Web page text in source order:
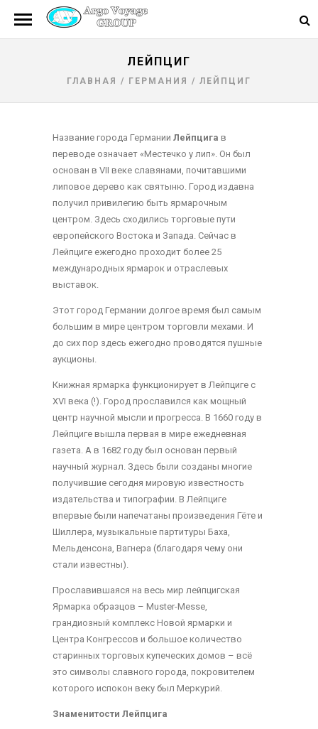
ЛЕЙПЦИГ
ГЛАВНАЯ / ГЕРМАНИЯ / ЛЕЙПЦИГ
Название города Германии Лейпцига в
переводе означает «Местечко у лип». Он был
основан в VII веке славянами, почитавшими
липовое дерево как святыню. Город издавна
получил привилегию быть ярмарочным
центром. Здесь сходились торговые пути
европейского Востока и Запада. Сейчас в
Лейпциге ежегодно проходит более 25
международных ярмарок и отраслевых
выставок.
Этот город Германии долгое время был самым
большим в мире центром торговли мехами. И
до сих пор здесь ежегодно проводятся пушные
аукционы.
Книжная ярмарка функционирует в Лейпциге с
XVI века (!). Город прославился как мощный
центр научной мысли и прогресса. В 1660 году в
Лейпциге вышла первая в мире ежедневная
газета. А в 1682 году был основан первый
научный журнал. Здесь были созданы многие
получившие сегодня мировую известность
издательства и типографии. В Лейпциге
впервые были напечатаны произведения Гёте и
Шиллера, музыкальные партитуры Баха,
Мельденсона, Вагнера (благодаря чему они
стали известны).
Прославившаяся на весь мир лейпцигская
Ярмарка образцов – Muster-Messe,
грандиозный комплекс Новой ярмарки и
Центра Конгрессов и большое количество
старинных торговых купеческих домов – всё
это символы славного города, покровителем
которого испокон веку был Меркурий.
Знаменитости Лейпцига